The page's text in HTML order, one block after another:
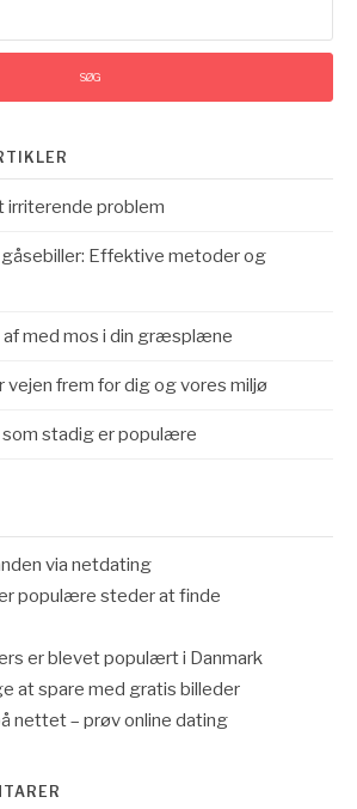
irriterende problem
Effektive metoder og
af med mos i din græsplæne
vejen frem for dig og vores miljø
stadig er populære
via netdating
populære steder at finde
er blevet populært i Danmark
at spare med gratis billeder
nettet – prøv online dating